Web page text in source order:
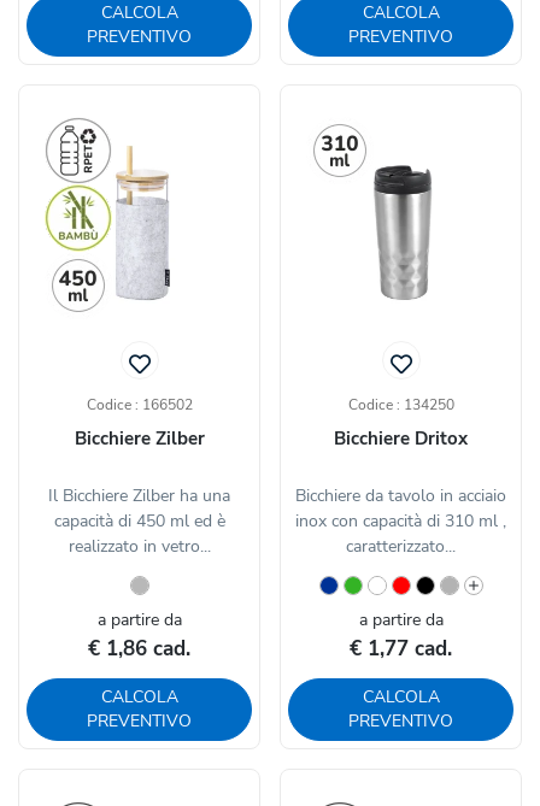
CALCOLA
PREVENTIVO
CALCOLA
PREVENTIVO
Codice : 166502
Bicchiere Zilber
Il Bicchiere Zilber ha una
capacità di 450 ml ed è
realizzato in vetro...
a partire da
€ 1,86 cad.
CALCOLA
PREVENTIVO
Codice : 134250
Bicchiere Dritox
Bicchiere da tavolo in acciaio
inox con capacità di 310 ml ,
caratterizzato...
a partire da
€ 1,77 cad.
CALCOLA
PREVENTIVO